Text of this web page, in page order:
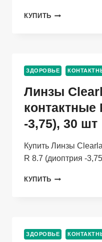
КУПИТЬ ЛИНЗЫ
ДНЕВНЫЕ
НА
R
8.6
(ДИОПТРИЯ
-5,0),
ШТ
ЗДОРОВЬЕ
Линзы
контактные
-3,75), 30 шт
Купить Линзы
R 8.7 (диоптрия -
КУПИТЬ ЛИНЗЫ
КОНТАКТНЫЕ
R
ЗДОРОВЬЕ